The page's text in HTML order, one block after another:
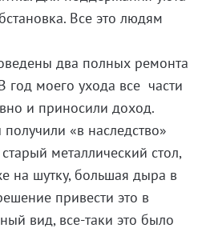
Все это людям
два полных ремонта
моего ухода все части
и приносили доход.
«в наследство»
металлический стол,
на шутку, большая дыра в
привести это в
вид, все-таки это было